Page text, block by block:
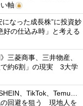
軸
なった成長株”に投資妙
の仕込み時」と考える
三菱商事、三井物産、
で約6割」の現実 3大学
、TikTok、Temu…
の回避を狙う 現地人を